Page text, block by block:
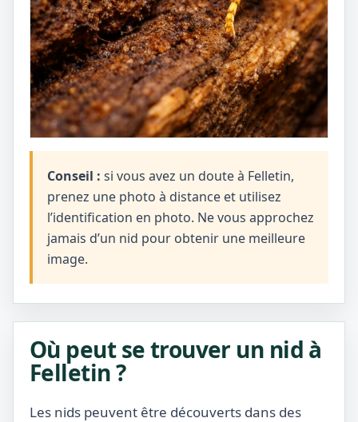
Conseil : si vous avez un doute à Felletin,
prenez une photo à distance et utilisez
l’identification en photo. Ne vous approchez
jamais d’un nid pour obtenir une meilleure
image.
Où peut se trouver un nid à
Felletin ?
Les nids peuvent être découverts dans des